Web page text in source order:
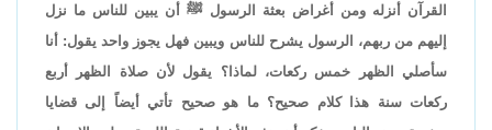
القرآن أنزله ومن أغراض بعثة الرسول ﷺ أن يبين للناس ما نزل
إليهم من ربهم، الرسول يشرح للناس ويبين فهل يجوز واحد يقول: أنا
سأصلي الظهر خمس ركعات، لماذا؟ يقول لأن صلاة الظهر أربع
ركعات سنة هذا كلام صحيح؟ ما هو صحيح تأتي أيضاً إلى قضايا